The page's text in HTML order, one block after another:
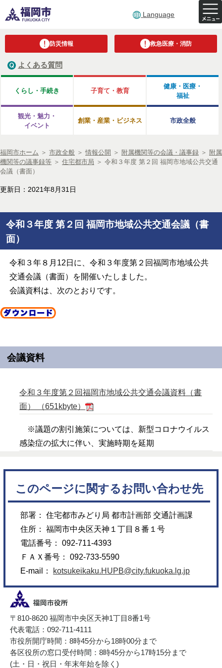
Language
防災情報 救急医療・消防
よくある質問
くらし・手続き 子育て・教育
健康・医療・
福祉
観光・魅力・
イベント
創業・産業・ビジネス 市政全般
福岡市ホーム ＞ 市政全般 ＞ 情報公開 ＞ 附属機関等の会議・議事録 ＞ 附属
機関等の議事録等 ＞ 住宅都市局 ＞ 令和３年度 第２回 福岡市地域公共交通
会議（書面）
更新日：2021年8月31日
令和３年度 第２回 福岡市地域公共交通会議（書
面）
令和３年８月12日に、令和３年度第２回福岡市地域公共
交通会議（書面）を開催いたしました。
会議資料は、次のとおりです。
会議資料
令和３年度第２回福岡市地域公共交通会議資料（書
面） （651kbyte）
※議題の割引施策については、新型コロナウイルス
感染症の拡大に伴い、実施時期を延期
このページに関するお問い合わせ先
部署： 住宅都市みどり局 都市計画部 交通計画課
住所： 福岡市中央区天神１丁目８番１号
電話番号： 092-711-4393
ＦＡＸ番号： 092-733-5590
E-mail：
kotsukeikaku.HUPB@city.fukuoka.lg.jp
〒810-8620 福岡市中央区天神1丁目8番1号
代表電話：092-711-4111
市役所開庁時間：8時45分から18時00分まで
各区役所の窓口受付時間：8時45分から17時15分まで
(土・日・祝日・年末年始を除く)